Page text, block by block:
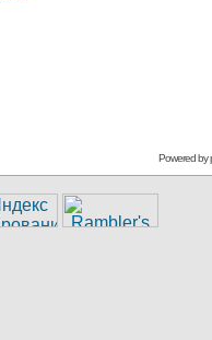
Powered by